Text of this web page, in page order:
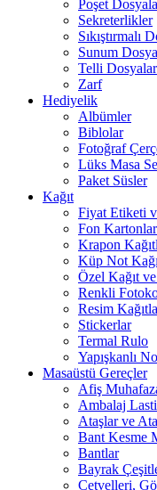
Poşet
Sekreterlikler
Sıkıştırmalı
Sunum
Telli Dosyalar
Zarf
Hediyelik
Albümler
Biblolar
Fotoğraf
Lüks Masa
Paket Süsler
Kağıt
Fiyat Etiketi
Fon
Krapon
Küp Not
Özel Kağıt
Renkli
Resim
Stickerlar
Termal Rulo
Yapışkanlı
Masaüstü Gereçler
Afiş
Ambalaj
Ataşlar ve
Bant Kesme
Bantlar
Bayrak
Cetvelleri,